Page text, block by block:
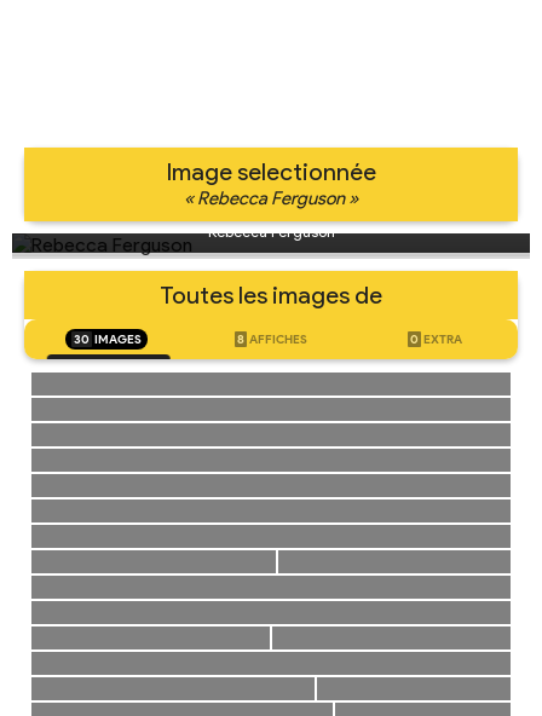
Image selectionnée
« Rebecca Ferguson »
Rebecca Ferguson
Toutes les images de
30 IMAGES 8 AFFICHES 0 EXTRA